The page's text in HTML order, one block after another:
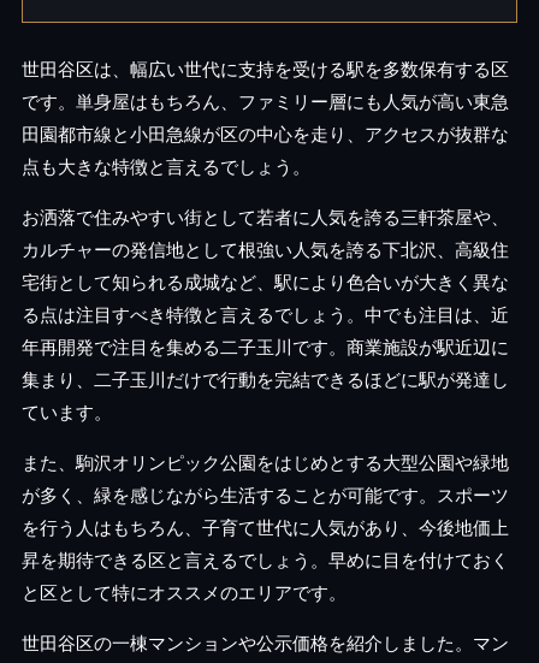
世田谷区は、幅広い世代に支持を受ける駅を多数保有する区
です。単身屋はもちろん、ファミリー層にも人気が高い東急
田園都市線と小田急線が区の中心を走り、アクセスが抜群な
点も大きな特徴と言えるでしょう。
お洒落で住みやすい街として若者に人気を誇る三軒茶屋や、
カルチャーの発信地として根強い人気を誇る下北沢、高級住
宅街として知られる成城など、駅により色合いが大きく異な
る点は注目すべき特徴と言えるでしょう。中でも注目は、近
年再開発で注目を集める二子玉川です。商業施設が駅近辺に
集まり、二子玉川だけで行動を完結できるほどに駅が発達し
ています。
また、駒沢オリンピック公園をはじめとする大型公園や緑地
が多く、緑を感じながら生活することが可能です。スポーツ
を行う人はもちろん、子育て世代に人気があり、今後地価上
昇を期待できる区と言えるでしょう。早めに目を付けておく
と区として特にオススメのエリアです。
世田谷区の一棟マンションや公示価格を紹介しました。マン